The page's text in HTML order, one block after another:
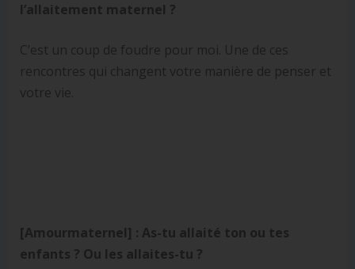
l’allaitement maternel ?
C’est un coup de foudre pour moi. Une de ces
rencontres qui changent votre manière de penser et
votre vie.
[Amourmaternel] : As-tu allaité ton ou tes
enfants ? Ou les allaites-tu ?